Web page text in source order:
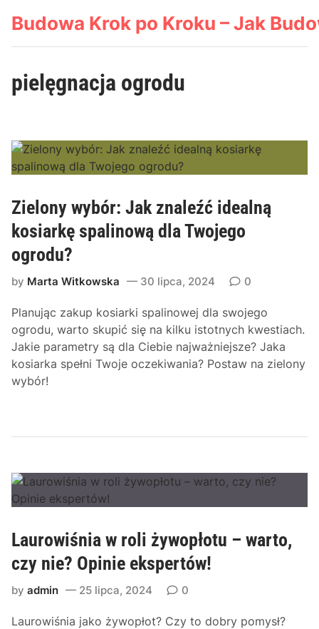
Budowa Krok po Kroku – Jak
pielęgnacja ogrodu
Zielony wybór: Jak znaleźć idealną
kosiarkę spalinową dla Twojego
ogrodu?
by Marta Witkowska 30 lipca, 2024 0
Planując zakup kosiarki spalinowej dla swojego
ogrodu, warto skupić się na kilku istotnych kwestiach.
Jakie parametry są dla Ciebie najważniejsze? Jaka
kosiarka spełni Twoje oczekiwania? Postaw na zielony
wybór!
Laurowiśnia w roli żywopłotu – warto,
czy nie? Opinie ekspertów!
byadmin 25 lipca, 2024 0
Laurowiśnia jako żywopłot? Czy to dobry pomysł?